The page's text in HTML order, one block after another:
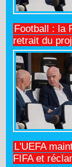
Football : la
retrait du
L'UEFA
FIFA et